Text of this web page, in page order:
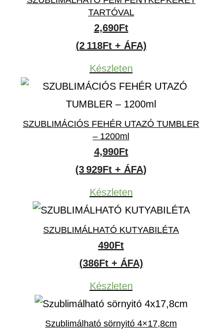
TARTÓVAL
2,690Ft
(2 118Ft + ÁFA)
Készleten
SZUBLIMÁCIÓS FEHÉR UTAZÓ TUMBLER
– 1200ml
4,990Ft
(3 929Ft + ÁFA)
Készleten
SZUBLIMÁLHATÓ KUTYABILÉTA
490Ft
(386Ft + ÁFA)
Készleten
Szublimálható sörnyitó 4×17,8cm